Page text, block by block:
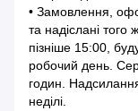
• Замовлення,
та надіслані
пізніше 15:00,
робочий день.
годин.
неділі.